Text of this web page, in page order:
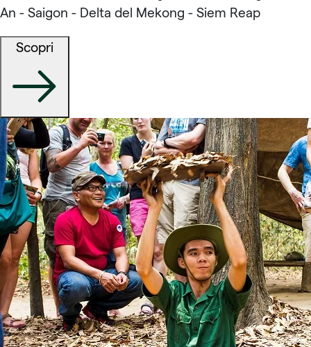
An - Saigon - Delta del Mekong - Siem Reap
Scopri